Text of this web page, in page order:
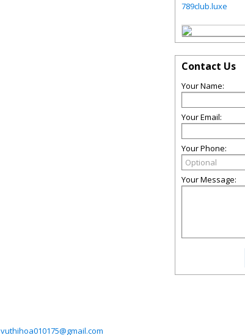
789club.luxe
Contact Us
Your Name:
Your Email:
Your Phone:
Your Message:
vuthihoa010175@gmail.com